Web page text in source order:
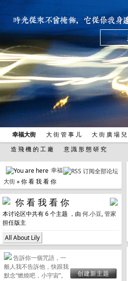
幸福大街 大 街 管 事 儿 大 街 廣 場 兒
造 飛 機 的 工 廠
意 識 形 態 研 究
幸福
大街» 你 看 我 看 你
你 看 我 看 你
本讨论区中共有 6 个主题 ，由 何.小豆,管家
担任版主
All About Lily
告訴你一個咒語，一
般人我不告訴他，快跟我
默念“燃燒吧，小宇宙”。
创建新主题